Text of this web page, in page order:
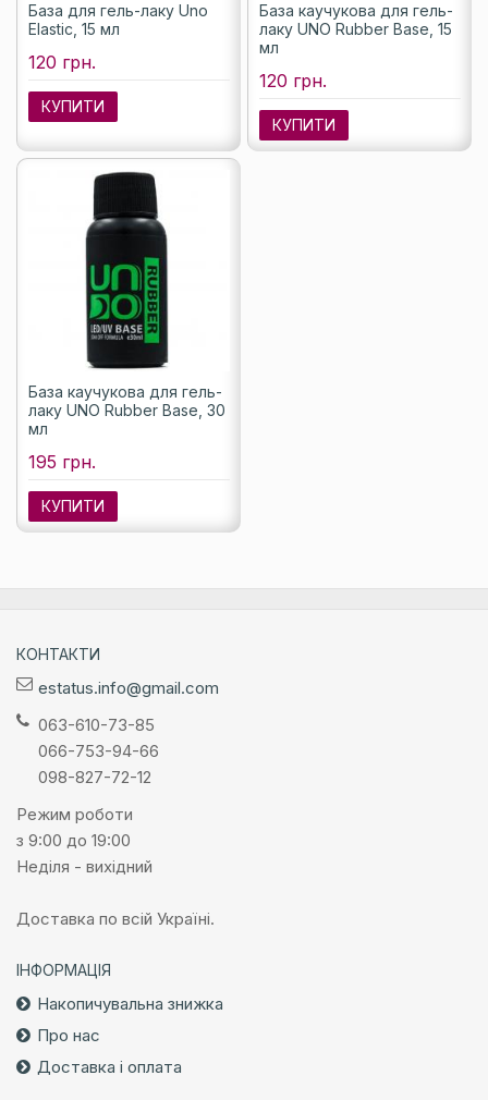
База для гель-лаку Uno
Elastic, 15 мл
120 грн.
КУПИТИ
База каучукова для гель-
лаку UNO Rubber Base, 15
мл
120 грн.
КУПИТИ
База каучукова для гель-
лаку UNO Rubber Base, 30
мл
195 грн.
КУПИТИ
КОНТАКТИ
estatus.info@gmail.com
063-610-73-85
066-753-94-66
098-827-72-12
Режим роботи
з 9:00 до 19:00
Неділя - вихідний
Доставка по всій Україні.
ІНФОРМАЦІЯ
Накопичувальна знижка
Про нас
Доставка і оплата